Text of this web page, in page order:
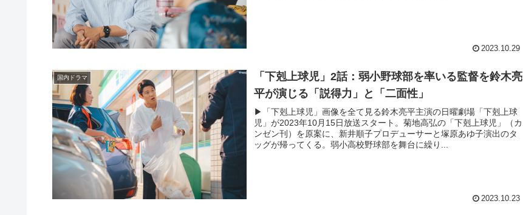
2023.10.29
国内ドラマ
「下剋上球児」2話：弱小野球部を率いる監督を鈴木亮
平が演じる「説得力」と「二面性」
▶︎「下剋上球児」画像を全て見る鈴木亮平主演の日曜劇場「下剋上球
児」が2023年10月15日放送スタート。菊地高弘の「下剋上球児」（カ
ンゼン刊）を原案に、新井順子プロデューサーと塚原あゆ子演出のタ
ッグが帰ってくる。弱小高校野球部を舞台に繰り...
2023.10.23